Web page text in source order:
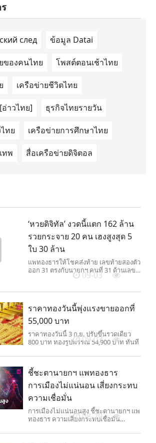
след ข้อมูล Datai
ของคนไทย โพสต์ตอนเช้าไทย
เครือข่ายชีวิตไทย
าวไทย] ธุรกิจไทยรายวัน
ทย เครือข่ายการศึกษาไทย
ทพ สื่อเครือข่ายดิจิตอล
‘หวยดิจิทัล’ งวดนี้แตก 162 ล้าน
รวยกระจาย 20 คน เฮงสูงสุด 5
ใบ 30 ล้าน
แพทองธารให้โชคส่งท้าย เลขท้ายสองตัว
ออก 31 ตรงกับนายกฯ คนที่ 31 ด้านเลข
สลากดิจิทัลแตก 162 ล้าน รวยกระจาย 20
506356 หวยเอ็น 3 แจ๊กพอตแตก 2.5 แสน
บาท สามตัวตรง 356
09-03
ราคาทองวันนี้พุ่งแรงขายออกที่
55,000 บาท
ราคาทองวันนี้ 3 ก.ย. ปรับขึ้นรวดเดียว
800 บาท ทองรูปพรรณ 54,900 บาท ทันที
09-03
ชี้ชะตานายกฯ แพทองธาร
การเมืองไม่แน่นอน เสี่ยงกระทบ
ความเชื่อมั่น
การเมืองไม่แน่นอนสูง ชี้ชะตานายกฯ แพ
ทองธาร ความเสี่ยงกระทบเชื่อมั่น
08-29